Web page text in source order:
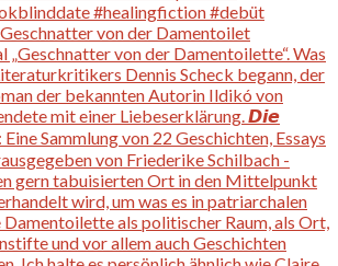
von der Damentoilet